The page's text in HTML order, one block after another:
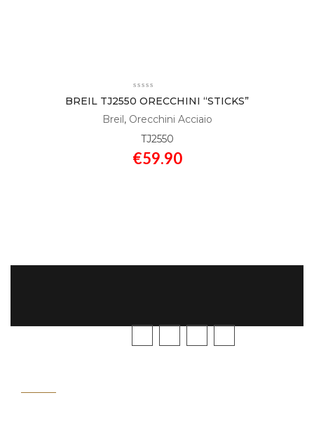
BREIL TJ2550 ORECCHINI “STICKS”
Breil, Orecchini Acciaio
TJ2550
€59.90